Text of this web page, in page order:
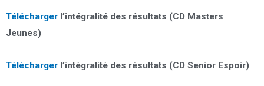
Télécharger l’intégralité des résultats (CD Masters
Jeunes)
Télécharger l’intégralité des résultats (CD Senior Espoir)